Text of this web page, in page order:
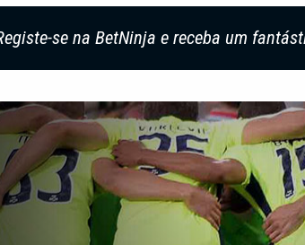
se na BetNinja e receba um